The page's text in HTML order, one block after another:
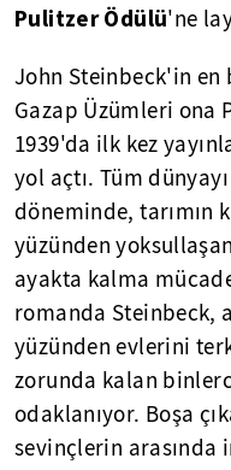
Pulitzer Ödülü'ne
John Steinbeck'in
Gazap Üzümleri ona
1939'da ilk kez
yol açtı. Tüm
döneminde, tarımın
yüzünden
ayakta kalma
romanda Steinbeck,
yüzünden evlerini
zorunda kalan
odaklanıyor. Boşa
sevinçlerin arasında